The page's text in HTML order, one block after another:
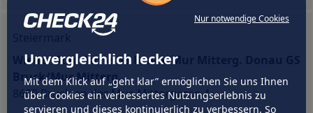
Nur notwendige Cookies
Unvergleichlich lecker
Mit dem Klick auf „geht klar” ermöglichen Sie uns Ihnen
über Cookies ein verbessertes Nutzungserlebnis zu
servieren und dieses kontinuierlich zu verbessern. So
Wiener Städtische GS Bruck/Mur Mitterg. Donau GS
Bruck/Mur Mitterg.
8600 Bruck an der Mur, Mittergasse 4